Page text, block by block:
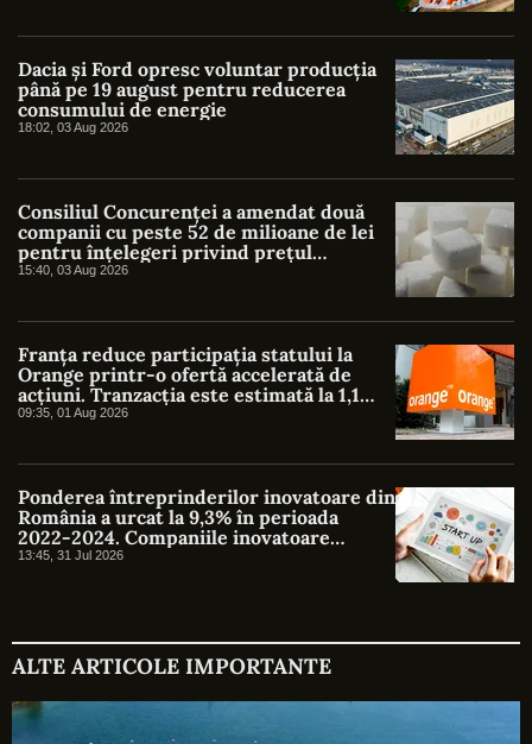
Dacia și Ford opresc voluntar producția
până pe 19 august pentru reducerea
consumului de energie
18:02, 03 Aug 2026
Consiliul Concurenței a amendat două
companii cu peste 52 de milioane de lei
pentru înțelegeri privind prețul
zahărului
15:40, 03 Aug 2026
Franța reduce participația statului la
Orange printr-o ofertă accelerată de
acțiuni. Tranzacția este estimată la 1,1
miliarde de euro
09:35, 01 Aug 2026
Ponderea întreprinderilor inovatoare din
România a urcat la 9,3% în perioada
2022-2024. Companiile inovatoare
generează un sfert din cifra de afaceri
13:45, 31 Jul 2026
ALTE ARTICOLE IMPORTANTE